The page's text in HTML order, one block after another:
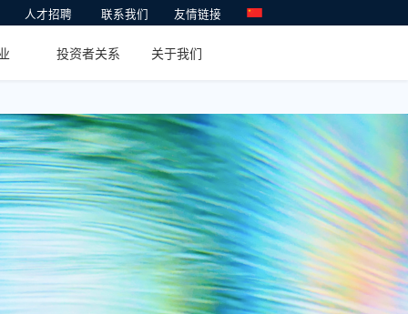
人才招聘 联系我们 友情链接
投资者关系 关于我们